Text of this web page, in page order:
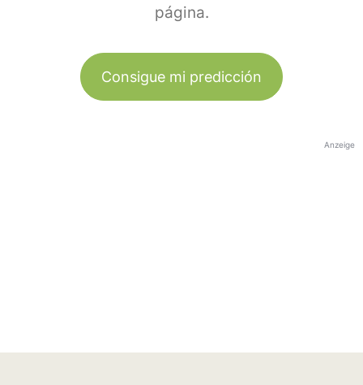
página.
Consigue mi predicción
Anzeige